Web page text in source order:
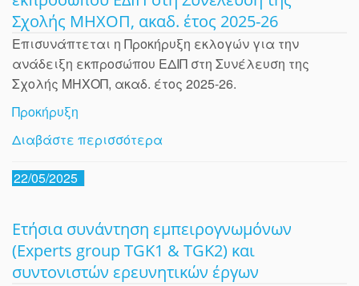
Σχολής ΜΗΧΟΠ, ακαδ. έτος 2025-26
Επισυνάπτεται η Προκήρυξη εκλογών για την
ανάδειξη εκπροσώπου ΕΔΙΠ στη Συνέλευση της
Σχολής ΜΗΧΟΠ, ακαδ. έτος 2025-26.
Προκήρυξη
Διαβάστε περισσότερα
22/05/2025
Eτήσια συνάντηση εμπειρογνωμόνων
(Experts group TGK1 & TGK2) και
συντονιστών ερευνητικών έργων